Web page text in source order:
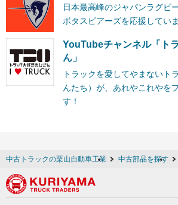
日本最高峰のジャパンラグビ
ボタスピアーズを応援していま
YouTubeチャンネル「ト
ん」
トラックを愛してやまないト
んたち）が、あれやこれやを
す！
中古トラックの栗山自動車工業 中古部品を探す